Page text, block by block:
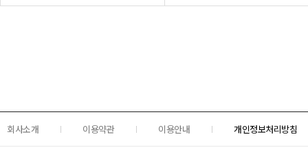
회사소개 이용약관 이용안내 개인정보처리방침